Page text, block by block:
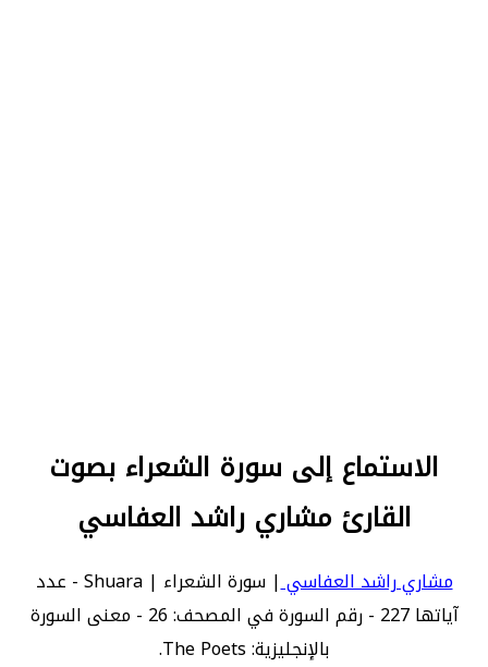
الاستماع إلى سورة الشعراء بصوت
القارئ مشاري راشد العفاسي
مشاري راشد العفاسي
| سورة الشعراء | Shuara - عدد
آياتها 227 - رقم السورة في المصحف: 26 - معنى السورة
بالإنجليزية: The Poets.